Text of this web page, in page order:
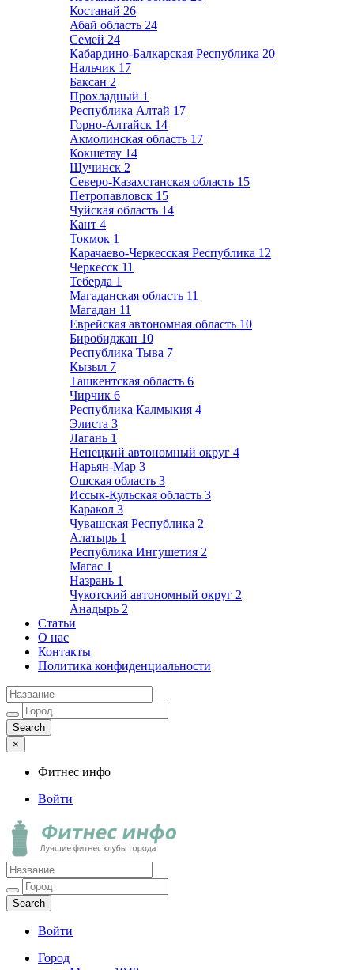
Костанай 26
Абай область 24
Семей 24
Кабардино-Балкарская Республика 20
Нальчик 17
Баксан 2
Прохладный 1
Республика Алтай 17
Горно-Алтайск 14
Акмолинская область 17
Кокшетау 14
Щучинск 2
Северо-Казахстанская область 15
Петропавловск 15
Чуйская область 14
Кант 4
Токмок 1
Карачаево-Черкесская Республика 12
Черкесск 11
Теберда 1
Магаданская область 11
Магадан 11
Еврейская автономная область 10
Биробиджан 10
Республика Тыва 7
Кызыл 7
Ташкентская область 6
Чирчик 6
Республика Калмыкия 4
Элиста 3
Лагань 1
Ненецкий автономный округ 4
Нарьян-Мар 3
Ошская область 3
Иссык-Кульская область 3
Каракол 3
Чувашская Республика 2
Алатырь 1
Республика Ингушетия 2
Магас 1
Назрань 1
Чукотский автономный округ 2
Анадырь 2
Статьи
О нас
Контакты
Политика конфиденциальности
×
Фитнес инфо
Войти
Фитнес инфо
Лучшие фитнес клубы города
Войти
Город